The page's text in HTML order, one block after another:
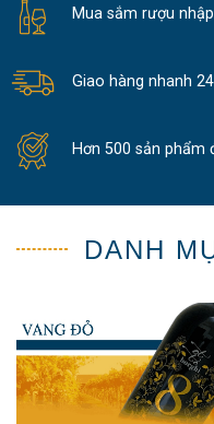
Mua sắm rượu
Giao hàng nhanh
Hơn 500 sản phẩm
DANH